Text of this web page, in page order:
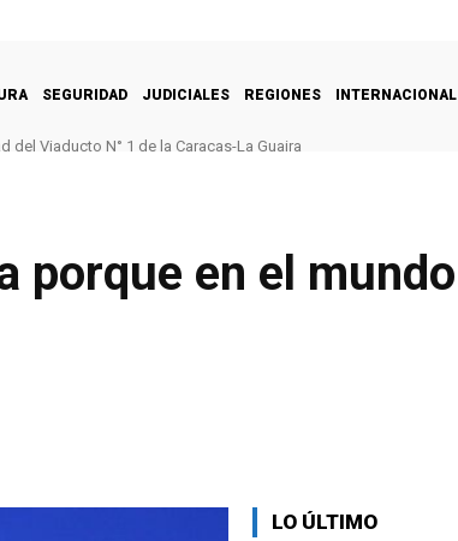
SEGURIDAD JUDICIALES REGIONES INTERNACIONAL
Viaducto N° 1 de la Caracas-La Guaira
porque en el mundo
LO ÚLTIMO